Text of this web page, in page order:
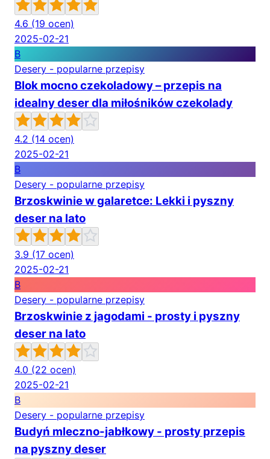
4.6 (19 ocen)
2025-02-21
B
Desery - popularne przepisy
Blok mocno czekoladowy – przepis na
idealny deser dla miłośników czekolady
4.2 (14 ocen)
2025-02-21
B
Desery - popularne przepisy
Brzoskwinie w galaretce: Lekki i pyszny
deser na lato
3.9 (17 ocen)
2025-02-21
B
Desery - popularne przepisy
Brzoskwinie z jagodami - prosty i pyszny
deser na lato
4.0 (22 ocen)
2025-02-21
B
Desery - popularne przepisy
Budyń mleczno-jabłkowy - prosty przepis
na pyszny deser